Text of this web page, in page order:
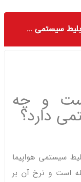
بلیط چارتر چیست و چه تفاوتی با بلیط سیستمی دارد؟
و چه
دارد؟
سیستمی هواپیما
است و نرخ آن بر